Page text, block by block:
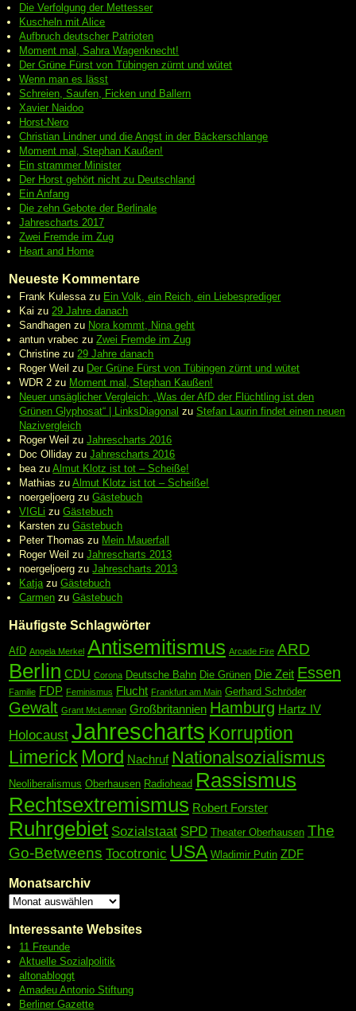
Die Verfolgung der Mettesser
Kuscheln mit Alice
Aufbruch deutscher Patrioten
Moment mal, Sahra Wagenknecht!
Der Grüne Fürst von Tübingen zürnt und wütet
Wenn man es lässt
Schreien, Saufen, Ficken und Ballern
Xavier Naidoo
Horst-Nero
Christian Lindner und die Angst in der Bäckerschlange
Moment mal, Stephan Kaußen!
Ein strammer Minister
Der Horst gehört nicht zu Deutschland
Ein Anfang
Die zehn Gebote der Berlinale
Jahrescharts 2017
Zwei Fremde im Zug
Heart and Home
Neueste Kommentare
Frank Kulessa zu Ein Volk, ein Reich, ein Liebesprediger
Kai zu 29 Jahre danach
Sandhagen zu Nora kommt, Nina geht
antun vrabec zuZwei Fremde im Zug
Christine zu 29 Jahre danach
Roger Weil zu Der Grüne Fürst von Tübingen zürnt und wütet
WDR 2 zu Moment mal, Stephan Kaußen!
Neuer unsäglicher Vergleich: „Was der AfD der Flüchtling ist den
Grünen Glyphosat“ | LinksDiagonal zuStefan Laurin findet einen neuen
Nazivergleich
Roger Weil zuJahrescharts 2016
Doc Olliday zuJahrescharts 2016
bea zuAlmut Klotz ist tot – Scheiße!
Mathias zuAlmut Klotz ist tot – Scheiße!
noergeljoerg zuGästebuch
VIGLi zuGästebuch
Karsten zuGästebuch
Peter Thomas zu Mein Mauerfall
Roger Weil zuJahrescharts 2013
noergeljoerg zuJahrescharts 2013
Katja zuGästebuch
Carmen zuGästebuch
Häufigste Schlagwörter
AfD Angela Merkel Antisemitismus Arcade Fire ARD
Berlin CDU Corona Deutsche Bahn Die Grünen Die Zeit Essen
Familie FDP Feminismus Flucht Frankfurt am Main Gerhard Schröder
Gewalt Grant McLennan Großbritannien Hamburg Hartz IV
Holocaust Jahrescharts Korruption
Limerick Mord Nachruf Nationalsozialismus
Neoliberalismus Oberhausen Radiohead Rassismus
Rechtsextremismus Robert Forster
Ruhrgebiet Sozialstaat SPD Theater Oberhausen The
Go-Betweens Tocotronic USA Wladimir Putin ZDF
Monatsarchiv
Interessante Websites
11 Freunde
Aktuelle Sozialpolitik
altonabloggt
Amadeu Antonio Stiftung
Berliner Gazette